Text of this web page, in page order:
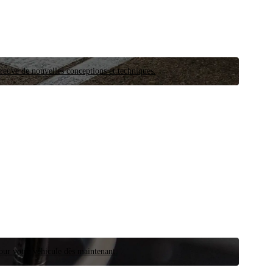
de nouvelles conceptions et techniques.
votre véhicule dès maintenant.